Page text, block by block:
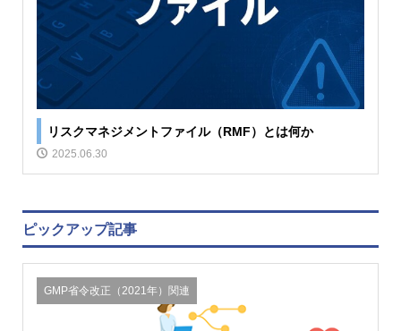
リスクマネジメントファイル（RMF）とは何か
2025.06.30
ピックアップ記事
GMP省令改正（2021年）関連